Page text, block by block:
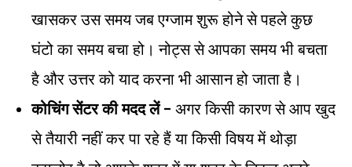
खासकर उस समय जब एग्जाम शुरू होने से पहले कुछ
घंटो का समय बचा हो। नोट्स से आपका समय भी बचता
है और उत्तर को याद करना भी आसान हो जाता है।
कोचिंग सेंटर की मदद लें – अगर किसी कारण से आप खुद
से तैयारी नहीं कर पा रहे हैं या किसी विषय में थोड़ा